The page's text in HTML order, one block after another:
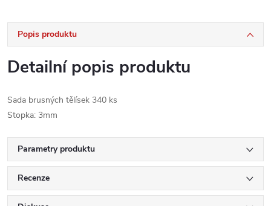
Popis produktu
Detailní popis produktu
Sada brusných tělísek 340 ks
Stopka: 3mm
Parametry produktu
Recenze